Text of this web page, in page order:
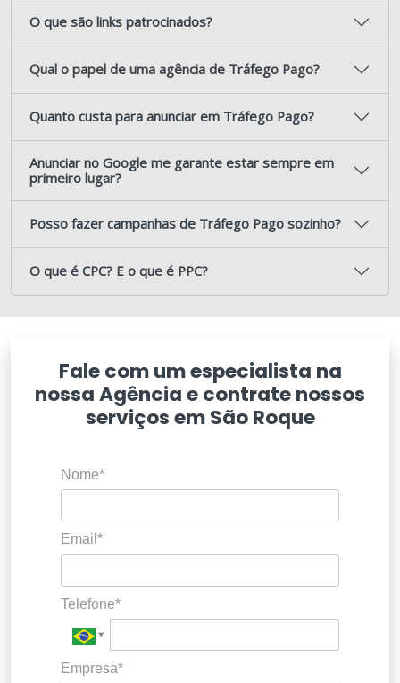
O que são links patrocinados?
Qual o papel de uma agência de Tráfego Pago?
Quanto custa para anunciar em Tráfego Pago?
Anunciar no Google me garante estar sempre em
primeiro lugar?
Posso fazer campanhas de Tráfego Pago sozinho?
O que é CPC? E o que é PPC?
Fale com um especialista na
nossa Agência e contrate nossos
serviços em São Roque
Nome*
Email*
Telefone*
Empresa*